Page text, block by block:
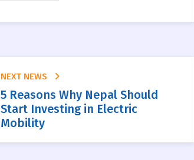
NEXT NEWS
5 Reasons Why Nepal Should
Start Investing in Electric
Mobility